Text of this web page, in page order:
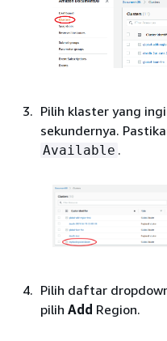
Pilih klaster yang
sekundernya.
Available .
Pilih daftar
pilih Add Region.